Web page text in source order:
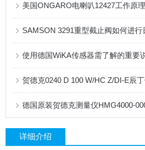
美国ONGARO电喇叭12427工作原理
SAMSON 3291重型截止阀如何进
使用德国WiKA传感器需了解的重要
贺德克0240 D 100 W/HC Z/DI-E辰
德国原装贺德克测量仪HMG4000-
详细介绍